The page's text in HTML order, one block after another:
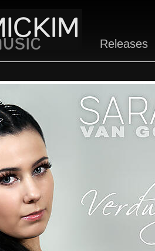
Releases